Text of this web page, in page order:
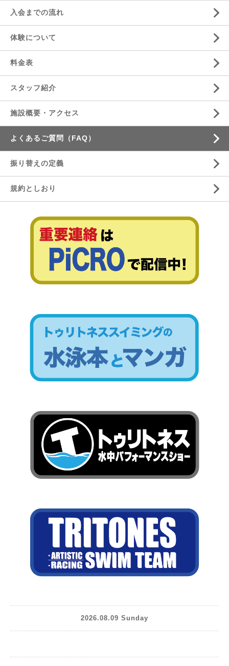
入会までの流れ
体験について
料金表
スタッフ紹介
施設概要・アクセス
よくあるご質問（FAQ）
振り替えの定義
規約としおり
2026.08.09 Sunday